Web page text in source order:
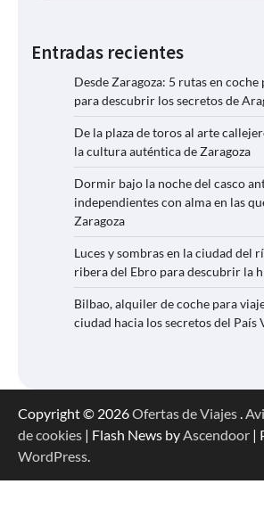
Entradas recientes
Desde Zaragoza: 5 rutas en
para descubrir los secretos de
De la plaza de toros al arte
la cultura auténtica de Zaragoza
Dormir bajo la noche del casco
independientes con alma en las
Zaragoza
Luces y sombras en la ciudad del
ribera del Ebro para descubrir la
Bilbao, alquiler de coche para
ciudad hacia los secretos del País
Copyright © 2026Ofertas de Viajes.
de cookies | Flash News byAscendoor |
WordPress.